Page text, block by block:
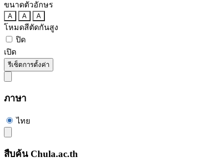
ขนาดตัวอักษร
A A A
โหมดสีตัดกันสูง
ปิด
เปิด
รีเซ็ตการตั้งค่า
ภาษา
ไทย
สืบค้น Chula.ac.th